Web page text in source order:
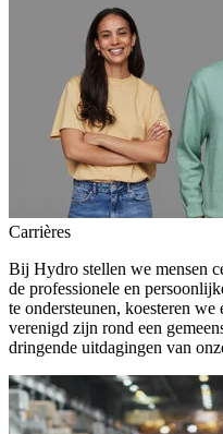
Carrières
Bij Hydro stellen we mensen
de professionele en
te ondersteunen, koesteren we
verenigd zijn rond een
dringende uitdagingen van